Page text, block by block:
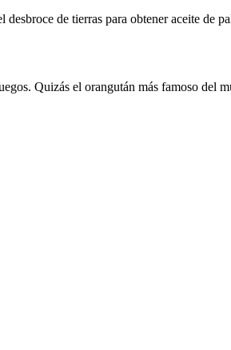
de tierras para obtener aceite de
Quizás el orangután más famoso del